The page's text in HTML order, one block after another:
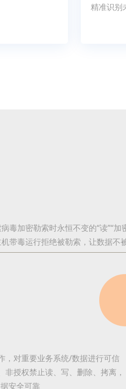
毒加密勒索时永恒不变的“读”“加
带毒运行拒绝被勒索，让数据不
，对重要业务系统/数据进行可信
非授权禁止读、写、删除、拷离，
安全可靠
精准识别